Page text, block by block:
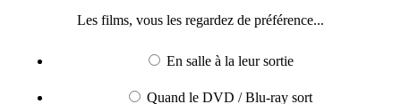
Les films, vous les regardez de préférence...
En salle à la leur sortie
Quand le DVD / Blu-ray sort